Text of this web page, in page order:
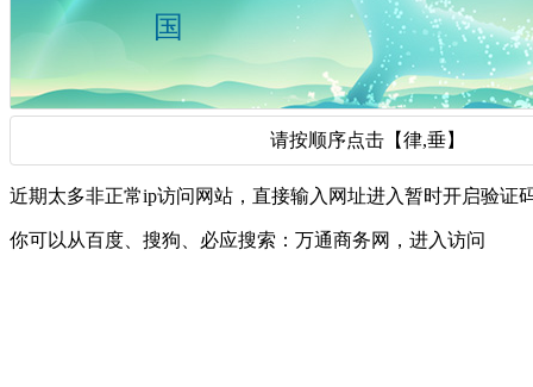
请按顺序点击【律,垂】
近期太多非正常ip访问网站，直接输入网址进入暂时开启验证
你可以从百度、搜狗、必应搜索：万通商务网，进入访问